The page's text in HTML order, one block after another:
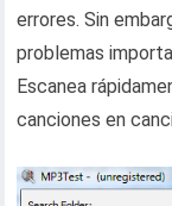
errores. Sin
problemas
Escanea
canciones en